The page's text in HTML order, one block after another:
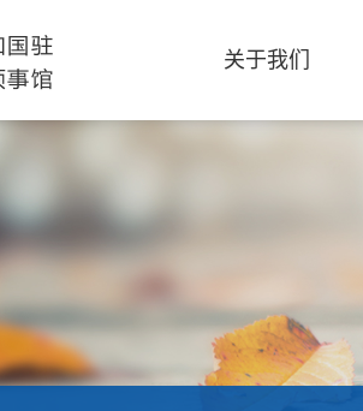
关于我们